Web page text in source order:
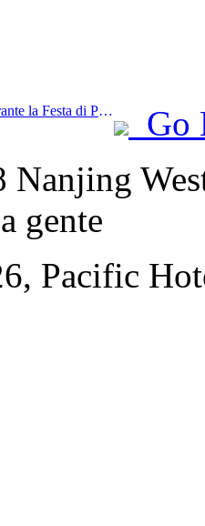
Prev:Nove dipartimenti: durante la Festa di Primavera, le catene alberghiere e le case vacanze boutique offriranno misure preferenziali.
Go
gente
Pacific